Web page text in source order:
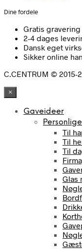
Dine fordele
Gratis
2-4 dages
Dansk eget
Sikker online
C.CENTRUM © 2015-
×
Gaveideer
Til
Til
Til
Glas